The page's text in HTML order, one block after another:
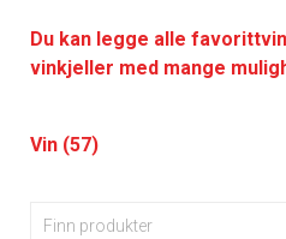
Du kan legge alle
vinkjeller med mange
Vin (57)